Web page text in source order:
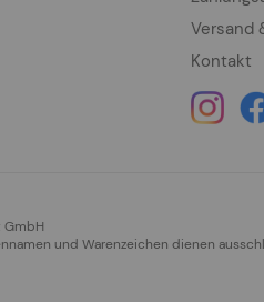
Versand
Kontakt
und Warenzeichen dienen